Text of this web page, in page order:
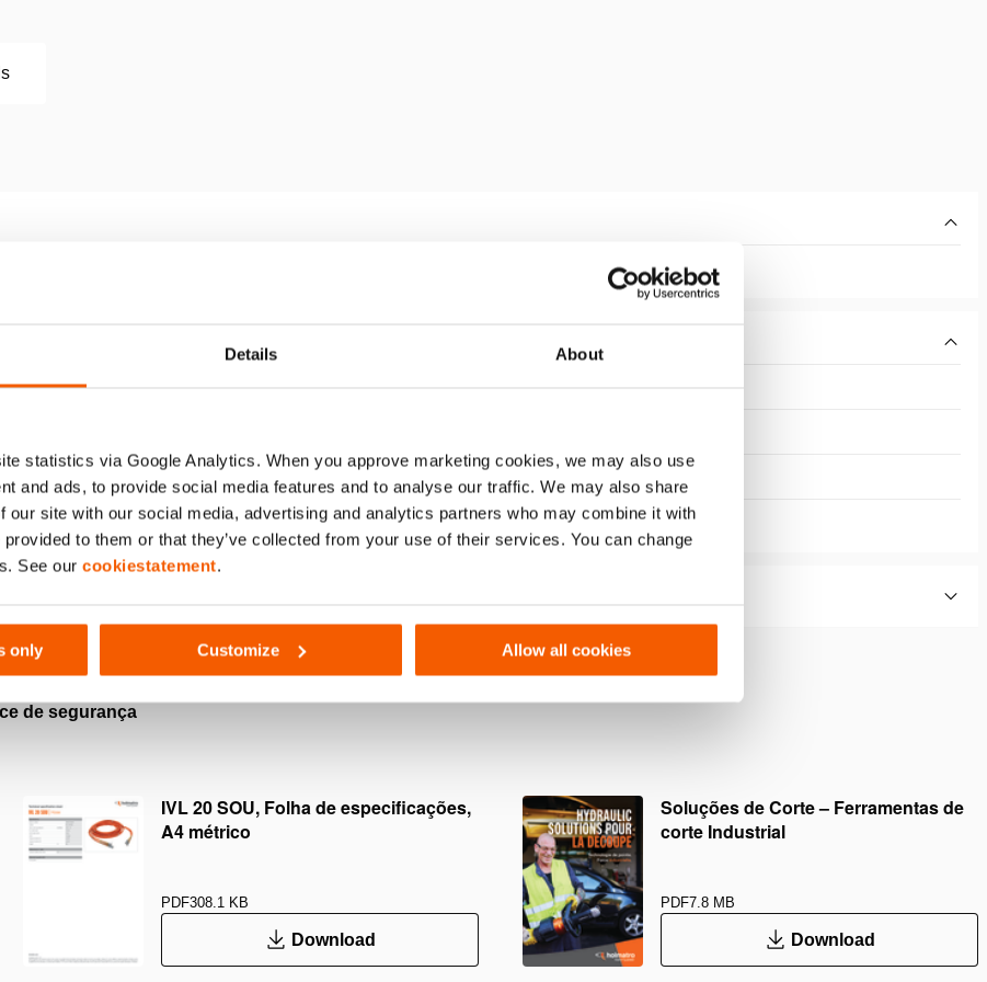
Details About
statistics via Google Analytics. When you approve marketing cookies, we may also use
and ads, to provide social media features and to analyse our traffic. We may also share
our site with our social media, advertising and analytics partners who may combine it with
provided to them or that they’ve collected from your use of their services. You can change
See our cookiestatement.
only Customize Allow all cookies
Mpa)
HMC***A** & HSC200STG40.
de segurança
IVL 20 SOU, Folha de especificações,
A4 métrico
PDF308.1 KB
Download
Soluções de Corte – Ferramentas de
corte Industrial
PDF7.8 MB
Download